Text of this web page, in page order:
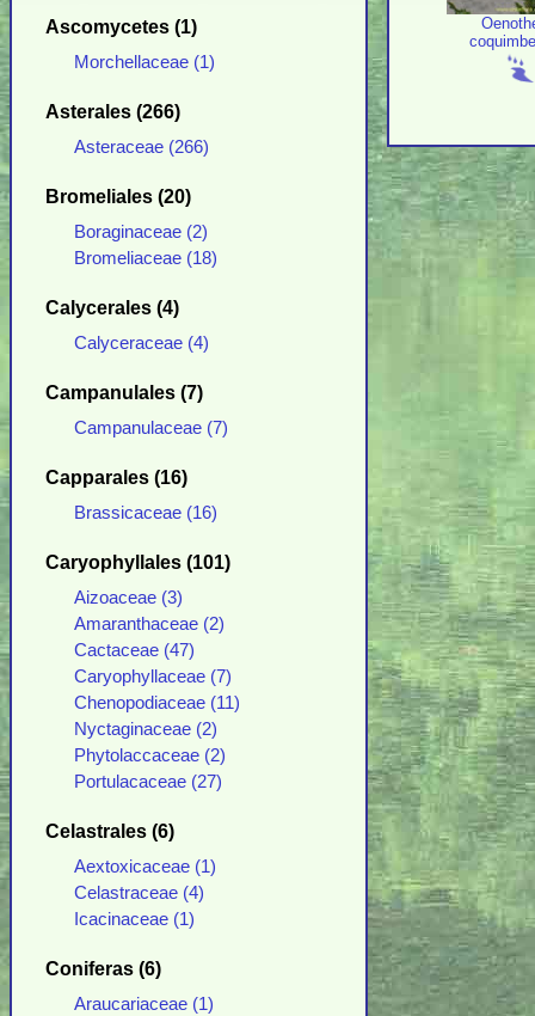
Ascomycetes (1)
Morchellaceae (1)
Asterales (266)
Asteraceae (266)
Bromeliales (20)
Boraginaceae (2)
Bromeliaceae (18)
Calycerales (4)
Calyceraceae (4)
Campanulales (7)
Campanulaceae (7)
Capparales (16)
Brassicaceae (16)
Caryophyllales (101)
Aizoaceae (3)
Amaranthaceae (2)
Cactaceae (47)
Caryophyllaceae (7)
Chenopodiaceae (11)
Nyctaginaceae (2)
Phytolaccaceae (2)
Portulacaceae (27)
Celastrales (6)
Aextoxicaceae (1)
Celastraceae (4)
Icacinaceae (1)
Coniferas (6)
Araucariaceae (1)